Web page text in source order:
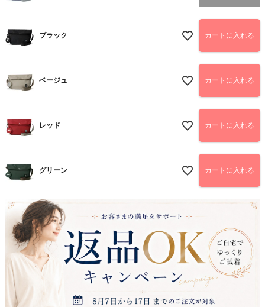
ブラック カートに入れる
ベージュ カートに入れる
レッド カートに入れる
グリーン カートに入れる